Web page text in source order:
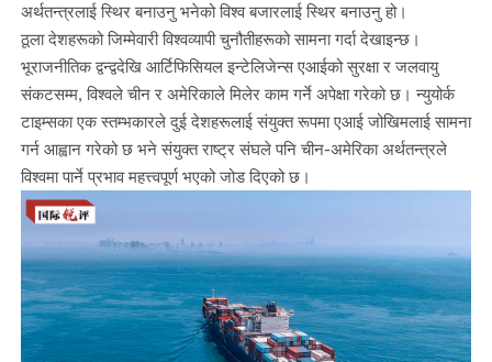
अर्थतन्त्रलाई स्थिर बनाउनु भनेको विश्व बजारलाई स्थिर बनाउनु हो।
ठूला देशहरूको जिम्मेवारी विश्वव्यापी चुनौतीहरूको सामना गर्दा देखाइन्छ।
भूराजनीतिक द्वन्द्वदेखि आर्टिफिसियल इन्टेलिजेन्स एआईको सुरक्षा र जलवायु
संकटसम्म, विश्वले चीन र अमेरिकाले मिलेर काम गर्ने अपेक्षा गरेको छ। न्युयोर्क
टाइम्सका एक स्तम्भकारले दुई देशहरूलाई संयुक्त रूपमा एआई जोखिमलाई सामना
गर्न आह्वान गरेको छ भने संयुक्त राष्ट्र संघले पनि चीन-अमेरिका अर्थतन्त्रले
विश्वमा पार्ने प्रभाव महत्त्वपूर्ण भएको जोड दिएको छ।